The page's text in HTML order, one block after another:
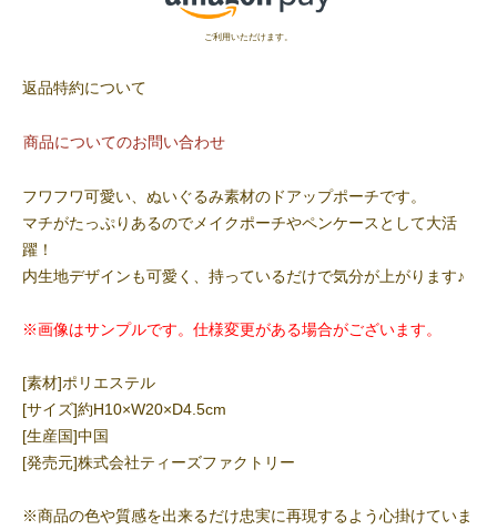
ご利用いただけます。
返品特約について
商品についてのお問い合わせ
フワフワ可愛い、ぬいぐるみ素材のドアップポーチです。
マチがたっぷりあるのでメイクポーチやペンケースとして大活
躍！
内生地デザインも可愛く、持っているだけで気分が上がります♪
※画像はサンプルです。仕様変更がある場合がございます。
[素材]ポリエステル
[サイズ]約H10×W20×D4.5cm
[生産国]中国
[発売元]株式会社ティーズファクトリー
※商品の色や質感を出来るだけ忠実に再現するよう心掛けていま